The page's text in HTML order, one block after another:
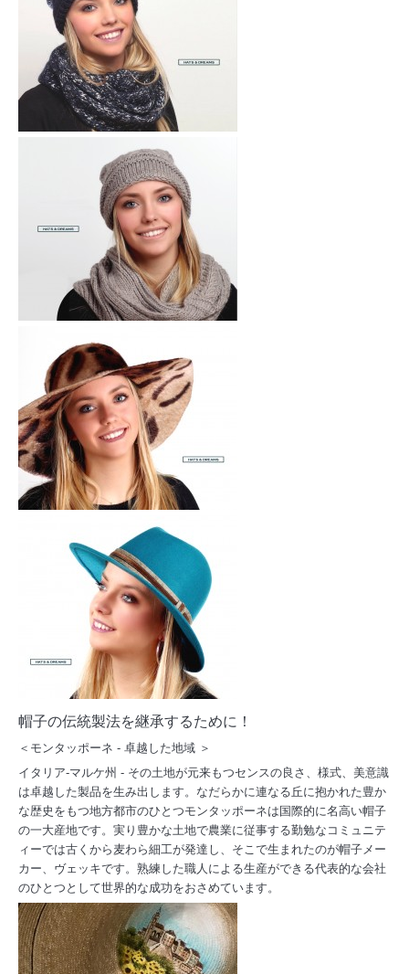
帽子の伝統製法を継承するために！
＜ モンタッポーネ - 卓越した地域 ＞
イタリア‐マルケ州 ‐ その土地が元来もつセンスの良さ、様式、美意識
は卓越した製品を生み出します。なだらかに連なる丘に抱かれた豊か
な歴史をもつ地方都市のひとつモンタッポーネは国際的に名高い帽子
の一大産地です。実り豊かな土地で農業に従事する勤勉なコミュニテ
ィーでは古くから麦わら細工が発達し、そこで生まれたのが帽子メー
カー、ヴェッキです。熟練した職人による生産ができる代表的な会社
のひとつとして世界的な成功をおさめています。